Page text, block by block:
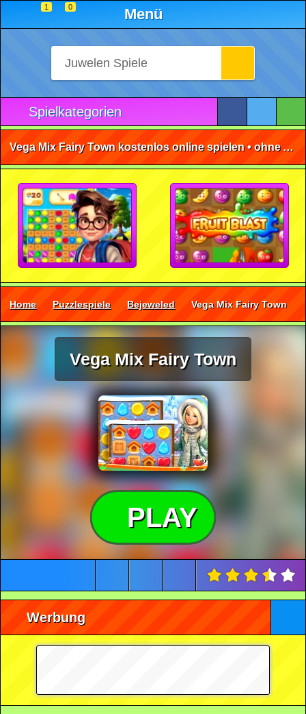
1 0 Menü
Spielkategorien
Vega Mix Fairy Town kostenlos online spielen • ohne Anmeldung 🕹️
Home Puzzlespiele Bejeweled Vega Mix Fairy Town
Vega Mix Fairy Town
PLAY
Werbung